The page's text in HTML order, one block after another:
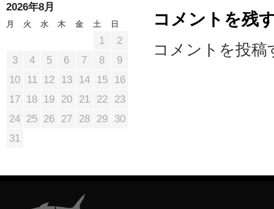
コメントを残
コメントを投稿
2026年8月
月 火 水 木 金 土 日
1
2
3
4 5 6 7 8
9
10
11 12 13 14 15
16
17 18 19 20 21 22
23
24 25 26 27 28 29
30
31